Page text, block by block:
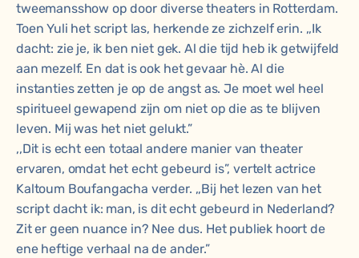
tweemansshow op door diverse theaters in Rotterdam.
Toen Yuli het script las, herkende ze zichzelf erin. ,,Ik
dacht: zie je, ik ben niet gek. Al die tijd heb ik getwijfeld
aan mezelf. En dat is ook het gevaar hè. Al die
instanties zetten je op de angst as. Je moet wel heel
spiritueel gewapend zijn om niet op die as te blijven
leven. Mij was het niet gelukt.”
,,Dit is echt een totaal andere manier van theater
ervaren, omdat het echt gebeurd is”, vertelt actrice
Kaltoum Boufangacha verder. ,,Bij het lezen van het
script dacht ik: man, is dit echt gebeurd in Nederland?
Zit er geen nuance in? Nee dus. Het publiek hoort de
ene heftige verhaal na de ander.”